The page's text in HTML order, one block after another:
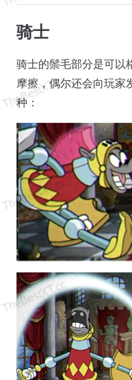
骑士
骑士的鬃毛部分是可以
摩擦，偶尔还会向玩家
种：